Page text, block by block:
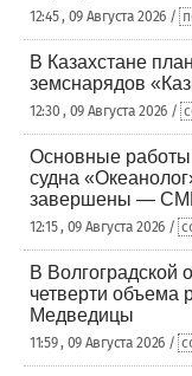
12:45 , 09 Августа 2026 /
В Казахстане
земснарядов
12:30 , 09 Августа 2026 /
Основные работы
судна
завершены —
12:15 , 09 Августа 2026 /
В Волгоградской
четверти объема
Медведицы
11:59 , 09 Августа 2026 /